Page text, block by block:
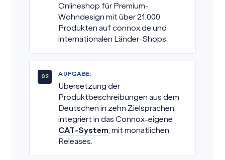
Onlineshop für Premium-
Wohndesign mit über 21.000
Produkten auf connox.de und
internationalen Länder-Shops.
AUFGABE:
Übersetzung der
Produktbeschreibungen aus dem
Deutschen in zehn Zielsprachen,
integriert in das Connox-eigene
CAT-System, mit monatlichen
Releases.